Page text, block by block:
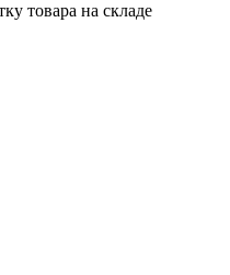
товара на складе